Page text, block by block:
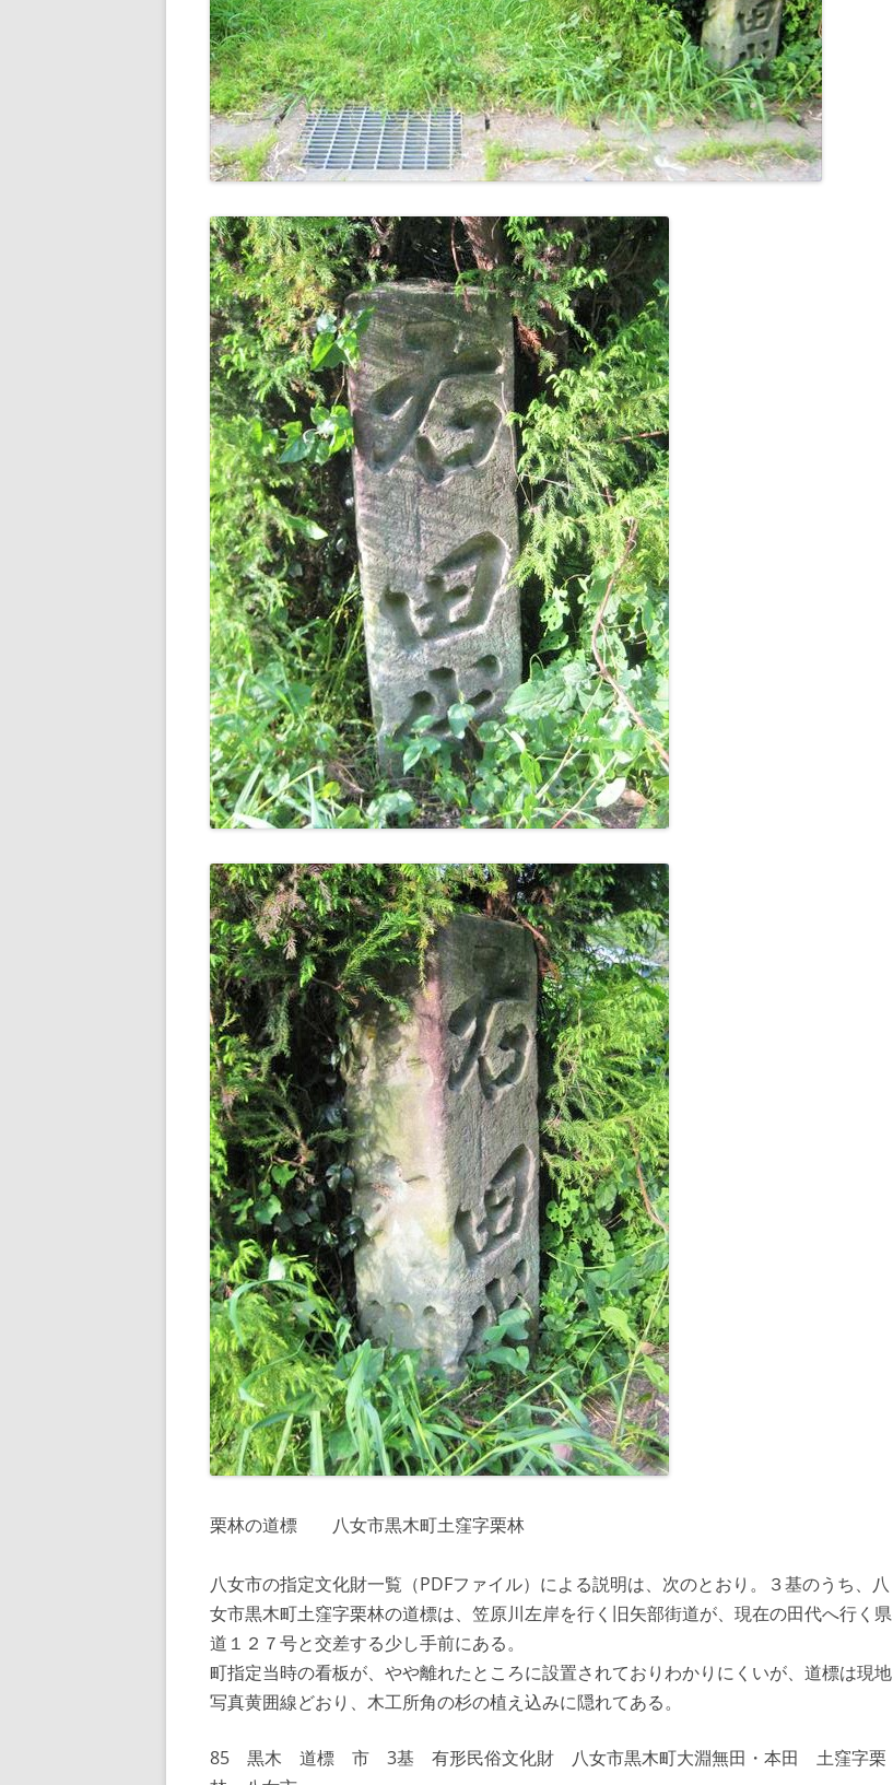
栗林の道標 八女市黒木町土窪字栗林
八女市の指定文化財一覧（PDFファイル）による説明は、次のとおり。３基のうち、八
女市黒木町土窪字栗林の道標は、笠原川左岸を行く旧矢部街道が、現在の田代へ行く県
道１２７号と交差する少し手前にある。
町指定当時の看板が、やや離れたところに設置されておりわかりにくいが、道標は現地
写真黄囲線どおり、木工所角の杉の植え込みに隠れてある。
85 黒木 道標 市 3基 有形民俗文化財 八女市黒木町大淵無田・本田 土窪字栗